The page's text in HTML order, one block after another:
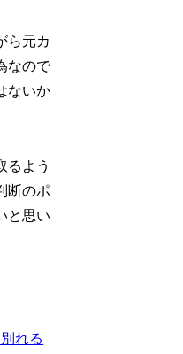
ら元カ
なので
ないか
るよう
断のポ
と思い
れる